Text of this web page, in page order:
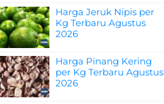
Harga Jeruk Nipis per
Kg Terbaru Agustus
2026
Harga Pinang Kering
per Kg Terbaru Agustus
2026